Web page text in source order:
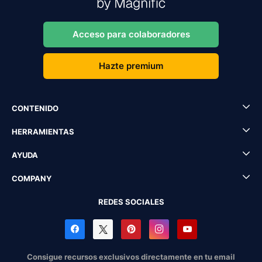
Acceso para colaboradores
Hazte premium
CONTENIDO
HERRAMIENTAS
AYUDA
COMPANY
REDES SOCIALES
Consigue recursos exclusivos directamente en tu email